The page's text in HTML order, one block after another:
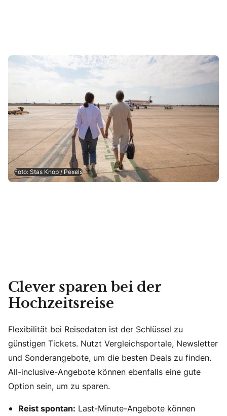
Foto: Stas Knop / Pexels
Clever sparen bei der
Hochzeitsreise
Flexibilität bei Reisedaten ist der Schlüssel zu
günstigen Tickets. Nutzt Vergleichsportale, Newsletter
und Sonderangebote, um die besten Deals zu finden.
All-inclusive-Angebote können ebenfalls eine gute
Option sein, um zu sparen.
Reist spontan: Last-Minute-Angebote können